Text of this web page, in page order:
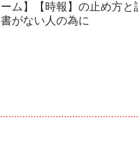
ーム】【時報】の止め方と
書がない人の為に